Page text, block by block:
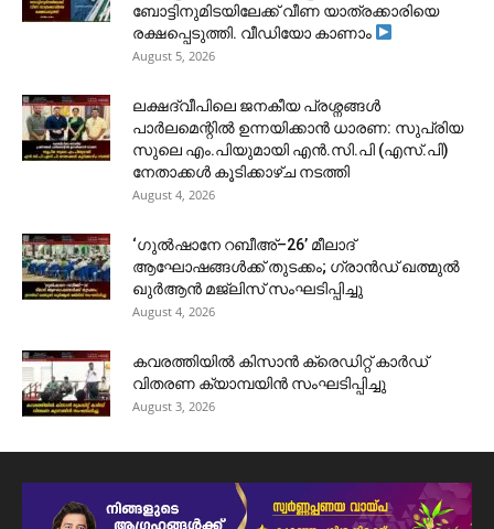
ബോട്ടിനുമിടയിലേക്ക് വീണ യാത്രക്കാരിയെ
രക്ഷപ്പെടുത്തി. വീഡിയോ കാണാം
August 5, 2026
ലക്ഷദ്വീപിലെ ജനകീയ പ്രശ്നങ്ങൾ
പാർലമെന്റിൽ ഉന്നയിക്കാൻ ധാരണ: സുപ്രിയ
സുലെ എം.പിയുമായി എൻ.സി.പി (എസ്.പി)
നേതാക്കൾ കൂടിക്കാഴ്ച നടത്തി
August 4, 2026
‘ഗുൽഷാനേ റബീഅ്–26’ മീലാദ്
ആഘോഷങ്ങൾക്ക് തുടക്കം; ഗ്രാൻഡ് ഖത്മുൽ
ഖുർആൻ മജ്‌ലിസ് സംഘടിപ്പിച്ചു
August 4, 2026
കവരത്തിയിൽ കിസാൻ ക്രെഡിറ്റ് കാർഡ്
വിതരണ ക്യാമ്പയിൻ സംഘടിപ്പിച്ചു
August 3, 2026